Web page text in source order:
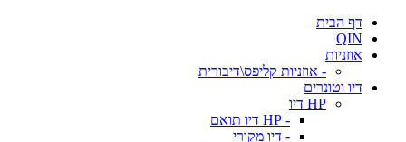
דף הבית
QIN
אוזניות
- אוזניות קליפס\דיבורית
דיו וטונרים
HP דיו
- HP דיו תואם
- דיו מקורי